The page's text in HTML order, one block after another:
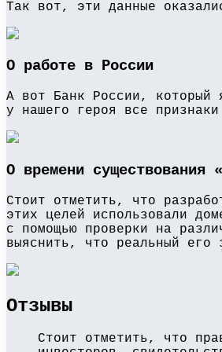
Так вот, эти данные
О работе в России
А вот Банк России, который
у нашего героя все
О времени существования
Стоит отметить, что
этих целей использовали
с помощью проверки на
выяснить, что реальный его
Отзывы
Стоит отметить, что